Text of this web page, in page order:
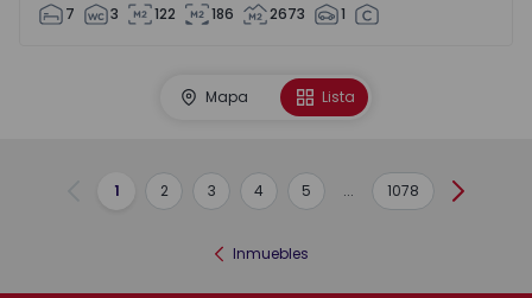
7 3 122 186 2673 1
Mapa Lista
Anterior
1 2 3 4 5 ... 1078
Inmuebles